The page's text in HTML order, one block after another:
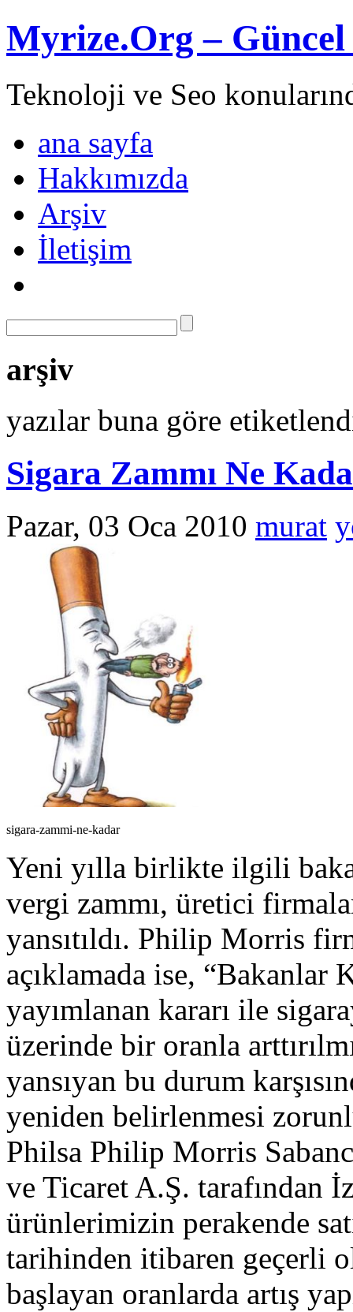
Myrize.Org – Güncel
Teknoloji ve Seo
ana sayfa
Hakkımızda
Arşiv
İletişim
arşiv
yazılar buna göre
Sigara Zammı Ne
Pazar, 03 Oca 2010 murat
sigara-zammi-ne-kadar
Yeni yılla birlikte ilgili
vergi zammı, üretici
yansıtıldı. Philip Morris
açıklamada ise, “Bakanlar
yayımlanan kararı ile
üzerinde bir oranla
yansıyan bu durum
yeniden belirlenmesi
Philsa Philip Morris
ve Ticaret A.Ş. tarafından
ürünlerimizin perakende
tarihinden itibaren geçerli
başlayan oranlarda artış